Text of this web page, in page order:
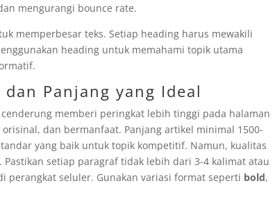
mengurangi bounce rate.
memperbesar teks. Setiap heading harus mewakili
heading untuk memahami topik utama
Panjang yang Ideal
cenderung memberi peringkat lebih tinggi pada halaman
dan bermanfaat. Panjang artikel minimal 1500-
yang baik untuk topik kompetitif. Namun, kualitas
setiap paragraf tidak lebih dari 3-4 kalimat atau
perangkat seluler. Gunakan variasi format seperti bold,